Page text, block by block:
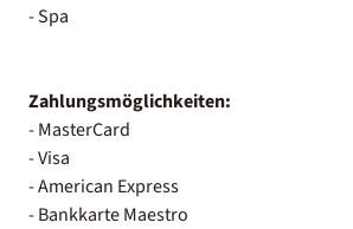
- Spa
Zahlungsmöglichkeiten:
- MasterCard
- Visa
- American Express
- Bankkarte Maestro